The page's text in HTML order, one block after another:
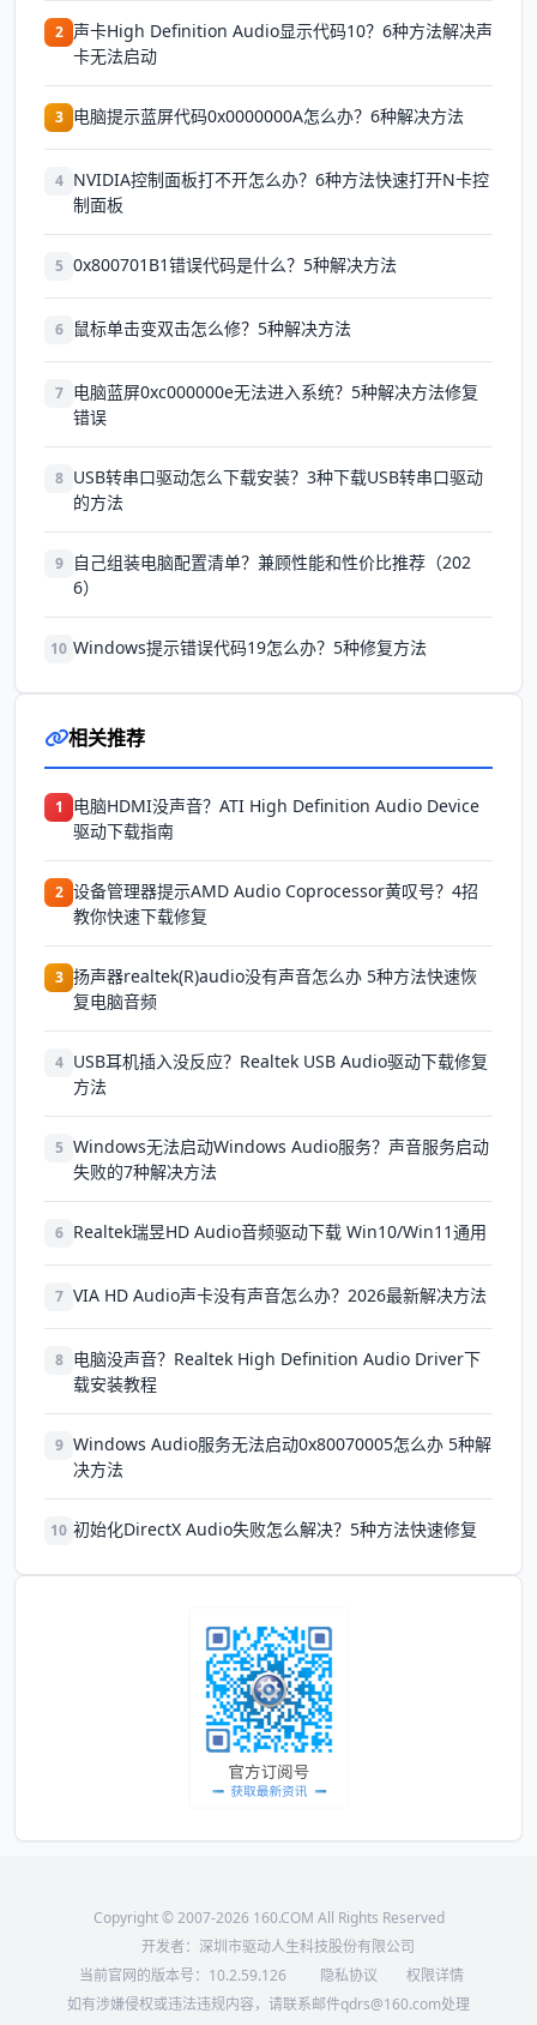
2 声卡High Definition Audio显示代码10？6种方法解决声
卡无法启动
3 电脑提示蓝屏代码0x0000000A怎么办？6种解决方法
4 NVIDIA控制面板打不开怎么办？6种方法快速打开N卡控
制面板
5 0x800701B1错误代码是什么？5种解决方法
6 鼠标单击变双击怎么修？5种解决方法
7 电脑蓝屏0xc000000e无法进入系统？5种解决方法修复
错误
8 USB转串口驱动怎么下载安装？3种下载USB转串口驱动
的方法
9
自己组装电脑配置清单？兼顾性能和性价比推荐（202
6）
10 Windows提示错误代码19怎么办？5种修复方法
相关推荐
1
电脑HDMI没声音？ATI High Definition Audio Device
驱动下载指南
2 设备管理器提示AMD Audio Coprocessor黄叹号？4招
教你快速下载修复
3 扬声器realtek(R)audio没有声音怎么办 5种方法快速恢
复电脑音频
4 USB耳机插入没反应？Realtek USB Audio驱动下载修复
方法
5 Windows无法启动Windows Audio服务？声音服务启动
失败的7种解决方法
6 Realtek瑞昱HD Audio音频驱动下载 Win10/Win11通用
7 VIA HD Audio声卡没有声音怎么办？2026最新解决方法
8 电脑没声音？Realtek High Definition Audio Driver下
载安装教程
9 Windows Audio服务无法启动0x80070005怎么办 5种解
决方法
10 初始化DirectX Audio失败怎么解决？5种方法快速修复
Copyright © 2007-2026 160.COM All Rights Reserved
开发者：深圳市驱动人生科技股份有限公司
当前官网的版本号： 10.2.59.126 隐私协议
权限详情
如有涉嫌侵权或违法违规内容，请联系邮件qdrs@160.com处理